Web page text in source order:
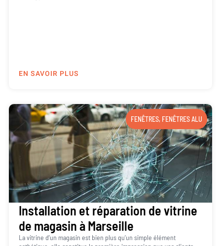
EN SAVOIR PLUS
FENÊTRES, FENÊTRES ALU
Installation et réparation de vitrine
de magasin à Marseille
La vitrine d’un magasin est bien plus qu’un simple élément